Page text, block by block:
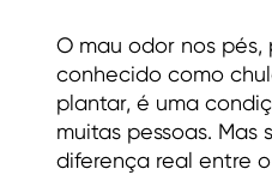
O mau odor nos
conhecido como
plantar, é uma
muitas pessoas. Mas
diferença real entre